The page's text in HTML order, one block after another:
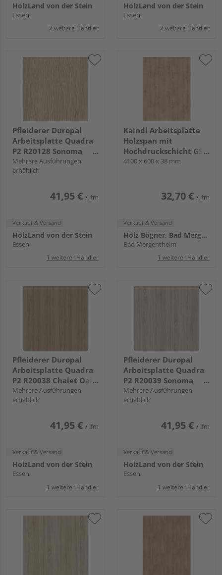
HolzLand von der Stein
Essen
2 weitere Händler
HolzLand von der Stein
Essen
2 weitere Händler
Pfleiderer Duropal
Arbeitsplatte Quadra
P2 R20128 Sonoma
Eiche hell, RT, LK 1 mit
AK, VS Folie
Mehrere Ausführungen
erhältlich
41,95 € / lfm
Verkauf & Versand
HolzLand von der Stein
Essen
1 weiterer Händler
Kaindl Arbeitsplatte
Holzspan mit
Hochdruckschicht GS3
0 35252 AT Eiche
4100 x 600 x 38 mm
32,70 € / lfm
Verkauf & Versand
Holz Bögner, Bad Mergentheim
Bad Mergentheim
1 weiterer Händler
Pfleiderer Duropal
Arbeitsplatte Quadra
P2 R20038 Chalet Oak
natur, NW, VS Folie
Mehrere Ausführungen
erhältlich
41,95 € / lfm
Verkauf & Versand
HolzLand von der Stein
Essen
1 weiterer Händler
Pfleiderer Duropal
Arbeitsplatte Quadra
P2 R20039 Sonoma
Eiche grau, RT, VS Folie
Mehrere Ausführungen
erhältlich
41,95 € / lfm
Verkauf & Versand
HolzLand von der Stein
Essen
1 weiterer Händler